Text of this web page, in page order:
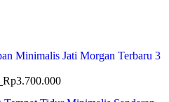
Rp3.700.000